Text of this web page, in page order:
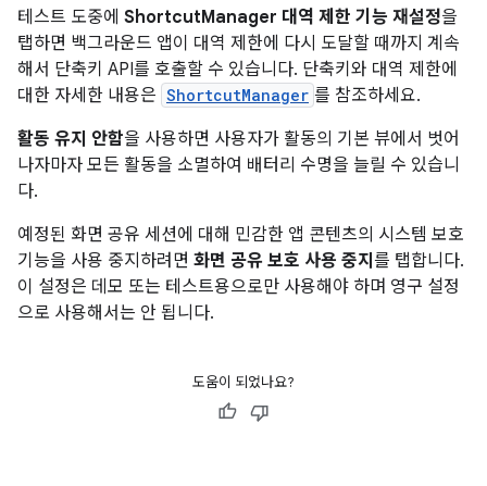
테스트 도중에 ShortcutManager 대역 제한 기능 재설정을
탭하면 백그라운드 앱이 대역 제한에 다시 도달할 때까지 계속
해서 단축키 API를 호출할 수 있습니다. 단축키와 대역 제한에
대한 자세한 내용은 ShortcutManager 를 참조하세요.
활동 유지 안함을 사용하면 사용자가 활동의 기본 뷰에서 벗어
나자마자 모든 활동을 소멸하여 배터리 수명을 늘릴 수 있습니
다.
예정된 화면 공유 세션에 대해 민감한 앱 콘텐츠의 시스템 보호
기능을 사용 중지하려면 화면 공유 보호 사용 중지 를 탭합니다.
이 설정은 데모 또는 테스트용으로만 사용해야 하며 영구 설정
으로 사용해서는 안 됩니다.
도움이 되었나요?